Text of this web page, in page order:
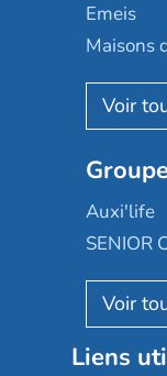
Domusvi
Happy
Aquarelia
Nexity
Les
Occitalia
Reseda
Stella
Les
Emeis
Maisons
Korian
Emera
Groupe
Le Noble
Almage
Résidalya
Groupe
Auxi'life
SENIOR
AGE
Liens